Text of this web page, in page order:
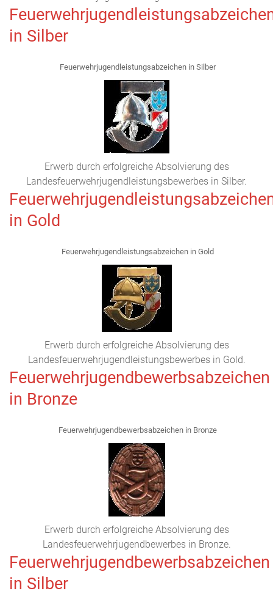
in Silber
Feuerwehrjugendleistungsabzeichen in Silber
Erwerb durch erfolgreiche Absolvierung des
Landesfeuerwehrjugendleistungsbewerbes in Silber.
in Gold
Feuerwehrjugendleistungsabzeichen in Gold
Erwerb durch erfolgreiche Absolvierung des
Landesfeuerwehrjugendleistungsbewerbes in Gold.
Feuerwehrjugendbewerbsabzeichen
in Bronze
Feuerwehrjugendbewerbsabzeichen in Bronze
Erwerb durch erfolgreiche Absolvierung des
Landesfeuerwehrjugendbewerbes in Bronze.
Feuerwehrjugendbewerbsabzeichen
in Silber